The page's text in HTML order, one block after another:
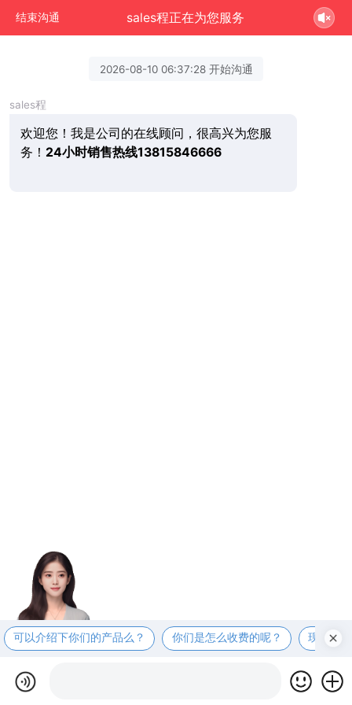
结束沟通 sales程正在为您服务
2026-08-10 06:37:28 开始沟通
sales程
欢迎您！我是公司的在线顾问，很高兴为您服
务！ 24小时销售热线13815846666
可以介绍下你们的产品么？ 你们是怎么收费的呢？ 现在有